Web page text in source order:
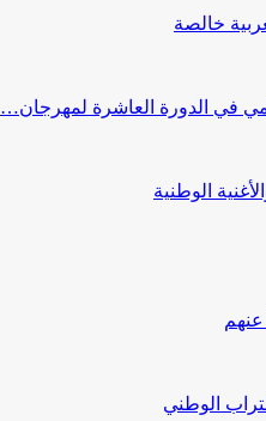
خالصة
في الدورة العاشرة لمهرجان…
الوطنية
الوطني